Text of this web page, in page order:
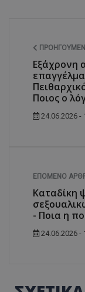
Εξάχρονη
Ποιος ο
24.06.2026 -
ΕΠΌΜΕΝΟ
Καταδίκη
- Ποια η
24.06.2026 -